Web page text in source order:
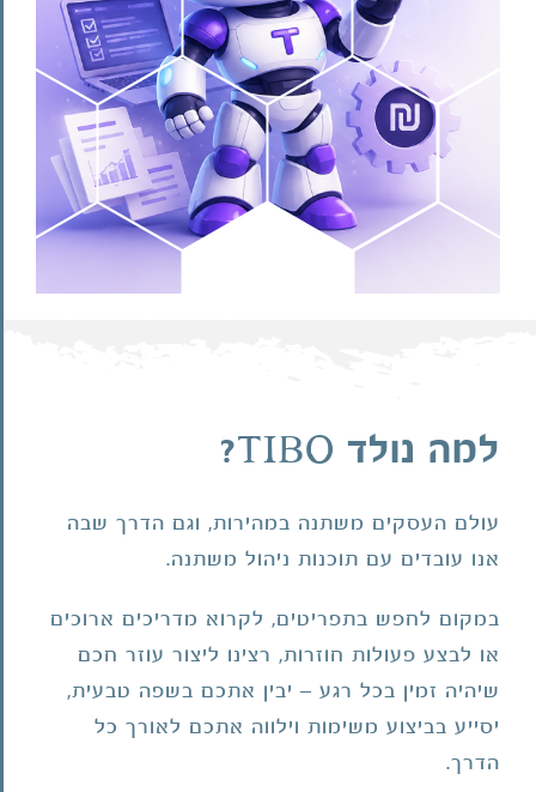
למה נולד TIBO?
עולם העסקים משתנה במהירות, וגם הדרך שבה
אנו עובדים עם תוכנות ניהול משתנה.
במקום לחפש בתפריטים, לקרוא מדריכים ארוכים
או לבצע פעולות חוזרות, רצינו ליצור עוזר חכם
שיהיה זמין בכל רגע – יבין אתכם בשפה טבעית,
יסייע בביצוע משימות וילווה אתכם לאורך כל
הדרך.